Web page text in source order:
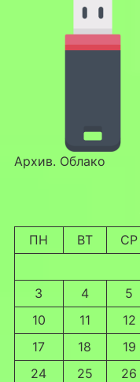
Архив. Облако
ПН ВТ СР
3
4 5
10
11 12
17
18 19
24
25 26